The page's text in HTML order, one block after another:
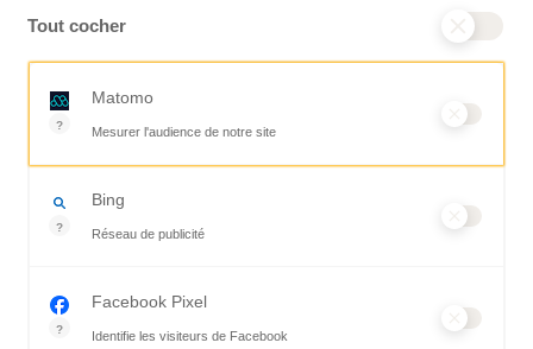
Tout cocher
?
Matomo
Mesurer l'audience de notre site
Outil analytique (alternative à Google Analytics) collectant des
?
Bing
Réseau de publicité
?
Facebook Pixel
Identifie les visiteurs de Facebook